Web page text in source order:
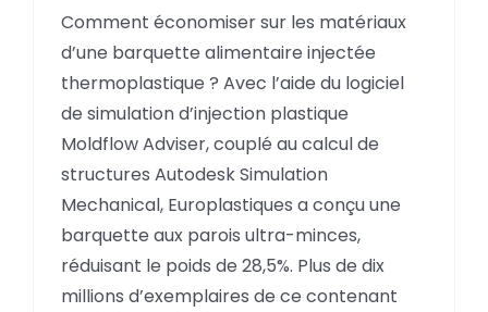
Comment économiser sur les matériaux
d’une barquette alimentaire injectée
thermoplastique ? Avec l’aide du logiciel
de simulation d’injection plastique
Moldflow Adviser, couplé au calcul de
structures Autodesk Simulation
Mechanical, Europlastiques a conçu une
barquette aux parois ultra-minces,
réduisant le poids de 28,5%. Plus de dix
millions d’exemplaires de ce contenant